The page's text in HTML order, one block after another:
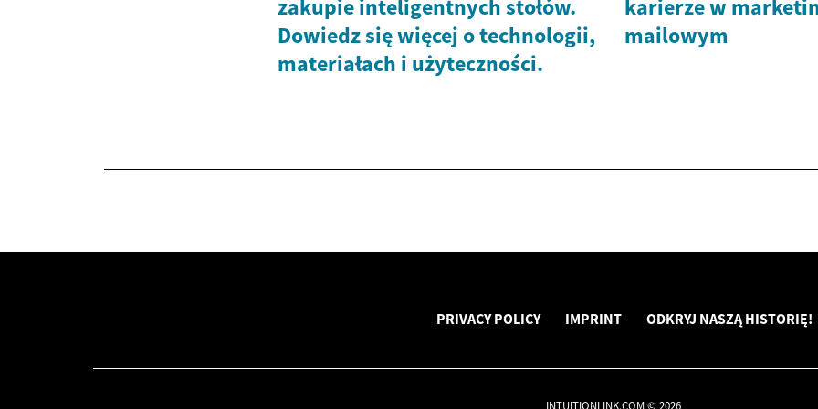
zakupie inteligentnych stołów.
Dowiedz się więcej o technologii,
materiałach i użyteczności.
karierze w
mailowym
PRIVACY POLICY IMPRINT ODKRYJ NASZĄ HISTORIĘ!
INTUITIONLINK.COM © 2026